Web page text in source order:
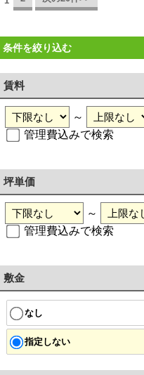
条件を絞り込む
賃料
～
管理費込みで検索
坪単価
～
管理費込みで検索
敷金
なし
指定しない